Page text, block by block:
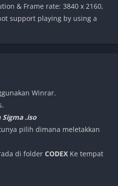
& Frame rate: 3840 x 2160,
support playing by using a
Winrar.
Sigma .iso
pilih dimana meletakkan
di folder CODEX Ke tempat